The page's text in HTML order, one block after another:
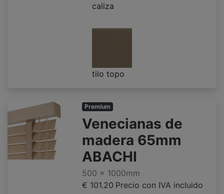
caliza
tilo topo
Premium
Venecianas de
madera 65mm
ABACHI
500 x 1000mm
€ 101.20 Precio con IVA incluido